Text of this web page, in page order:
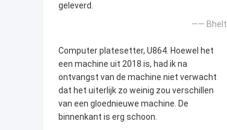
geleverd.
—— Bhelt
Computer platesetter, U864. Hoewel het
een machine uit 2018 is, had ik na
ontvangst van de machine niet verwacht
dat het uiterlijk zo weinig zou verschillen
van een gloednieuwe machine. De
binnenkant is erg schoon.